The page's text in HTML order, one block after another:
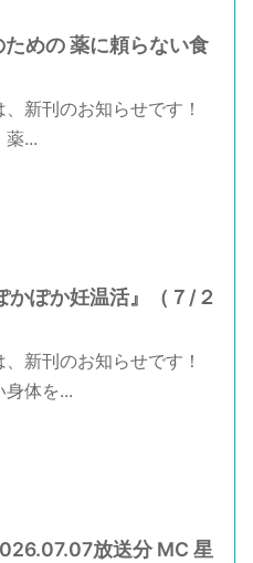
めの 薬に頼らない食
新刊のお知らせです！
薬...
ぽか妊温活』（７/２
新刊のお知らせです！
体を...
放送分 MC 星